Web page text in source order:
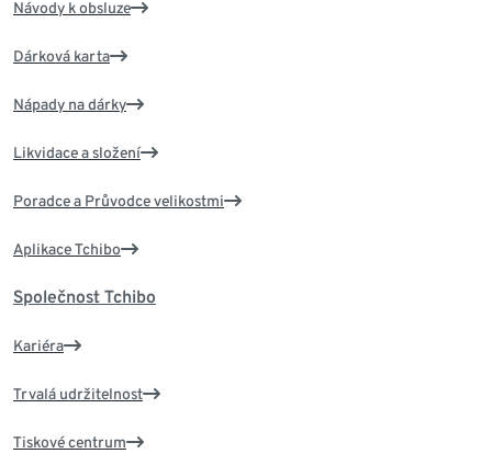
Návody k obsluze
Dárková karta
Nápady na dárky
Likvidace a složení
Poradce a Průvodce velikostmi
Aplikace Tchibo
Společnost Tchibo
Kariéra
Trvalá udržitelnost
Tiskové centrum